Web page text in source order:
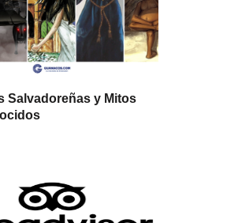
Salvadoreñas y Mitos